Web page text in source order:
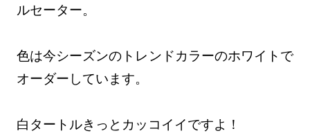
ルセーター。
色は今シーズンのトレンドカラーのホワイトで
オーダーしています。
白タートルきっとカッコイイですよ！